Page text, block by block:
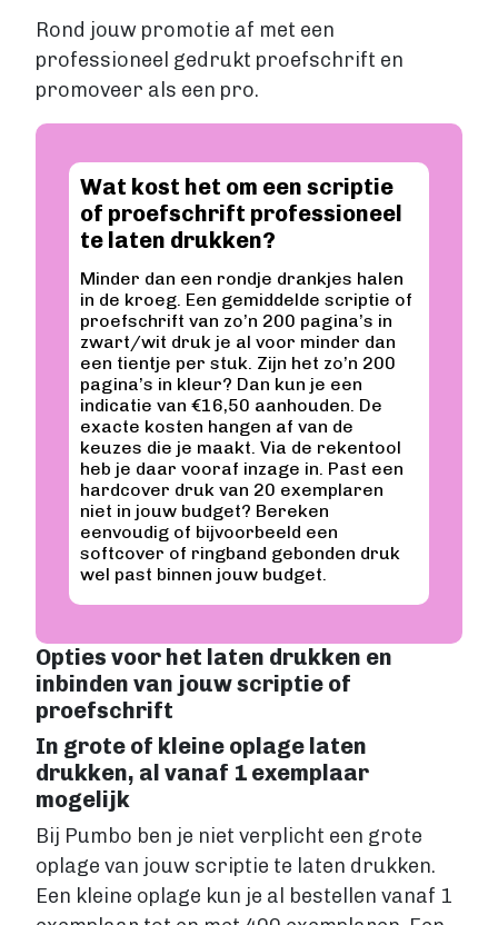
Support
Diensten
Prijzen
Blog
Over ons
Login
Contact
Account maken
Rond jouw promotie af met een
professioneel gedrukt proefschrift en
promoveer als een pro.
Wat kost het om een scriptie
of proefschrift professioneel
te laten drukken?
Minder dan een rondje drankjes halen
in de kroeg. Een gemiddelde scriptie of
proefschrift van zo’n 200 pagina’s in
zwart/wit druk je al voor minder dan
een tientje per stuk. Zijn het zo’n 200
pagina’s in kleur? Dan kun je een
indicatie van €16,50 aanhouden. De
exacte kosten hangen af van de
keuzes die je maakt. Via de rekentool
heb je daar vooraf inzage in. Past een
hardcover druk van 20 exemplaren
niet in jouw budget? Bereken
eenvoudig of bijvoorbeeld een
softcover of ringband gebonden druk
wel past binnen jouw budget.
Opties voor het laten drukken en
inbinden van jouw scriptie of
proefschrift
In grote of kleine oplage laten
drukken, al vanaf 1 exemplaar
mogelijk
Bij Pumbo ben je niet verplicht een grote
oplage van jouw scriptie te laten drukken.
Een kleine oplage kun je al bestellen vanaf 1